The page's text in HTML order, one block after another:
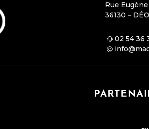
Rue
36130 –
02 54 36